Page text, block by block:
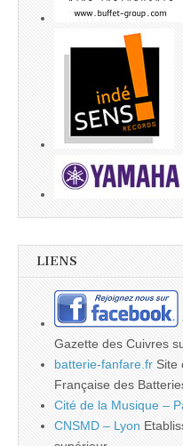
LIENS
Gazette des Cuivres
batterie-fanfare.fr Site
Française des
Cité de la Musique –
CNSMD – Lyon